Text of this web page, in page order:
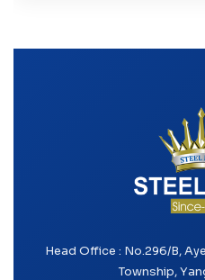
Head Office : No.296/B,
Township,